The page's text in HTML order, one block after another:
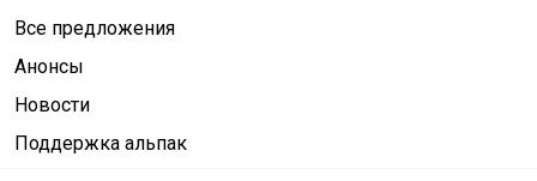
Все предложения
Анонсы
Новости
Поддержка альпак